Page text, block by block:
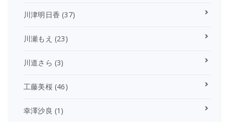
川津明日香 (37)
川瀬もえ (23)
川道さら (3)
工藤美桜(46)
幸澤沙良 (1)